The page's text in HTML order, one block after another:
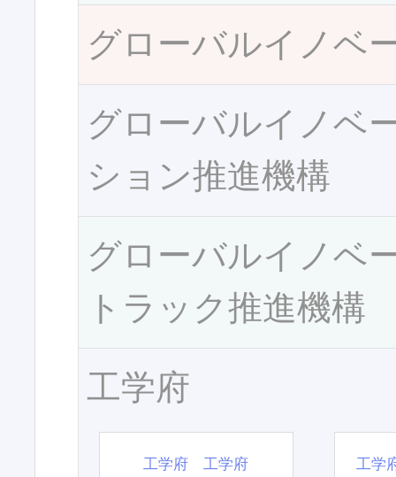
グローバルイノベ
グローバルイノベ
ション推進機構
グローバルイノベ
トラック推進機構
工学府
工学府 工学府 工学